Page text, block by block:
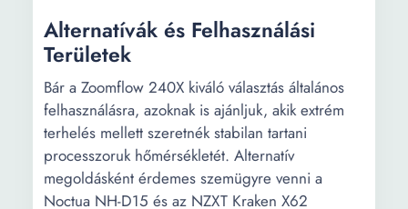
Alternatívák és Felhasználási
Területek
Bár a Zoomflow 240X kiváló választás általános
felhasználásra, azoknak is ajánljuk, akik extrém
terhelés mellett szeretnék stabilan tartani
processzoruk hőmérsékletét. Alternatív
megoldásként érdemes szemügyre venni a
Noctua NH-D15 és az NZXT Kraken X62